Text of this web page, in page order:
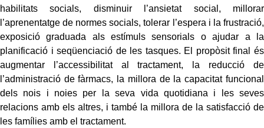
habilitats socials, disminuir l’ansietat social, millorar
l’aprenentatge de normes socials, tolerar l’espera i la frustració,
exposició graduada als estímuls sensorials o ajudar a la
planificació i seqüenciació de les tasques. El propòsit final és
augmentar l’accessibilitat al tractament, la reducció de
l’administració de fàrmacs, la millora de la capacitat funcional
dels nois i noies per la seva vida quotidiana i les seves
relacions amb els altres, i també la millora de la satisfacció de
les famílies amb el tractament.